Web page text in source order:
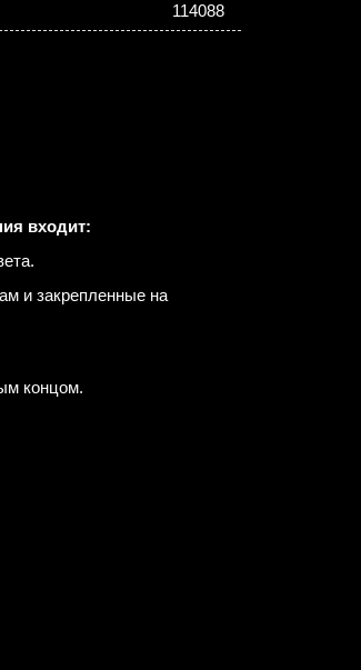
114088
входит:
и закрепленные на
концом.